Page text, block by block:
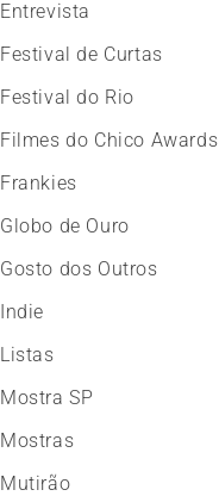
Entrevista
Festival de Curtas
Festival do Rio
Filmes do Chico Awards
Frankies
Globo de Ouro
Gosto dos Outros
Indie
Listas
Mostra SP
Mostras
Mutirão